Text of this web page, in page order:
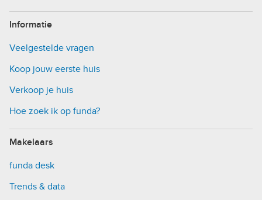
Informatie
Veelgestelde vragen
Koop jouw eerste huis
Verkoop je huis
Hoe zoek ik op funda?
Makelaars
funda desk
Trends & data